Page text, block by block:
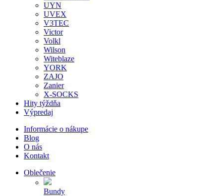
UYN
UVEX
V3TEC
Victor
Volkl
Wilson
Witeblaze
YORK
ZAJO
Zanier
X-SOCKS
Hity týždňa
Výpredaj
Informácie o nákupe
Blog
O nás
Kontakt
Oblečenie
Bundy